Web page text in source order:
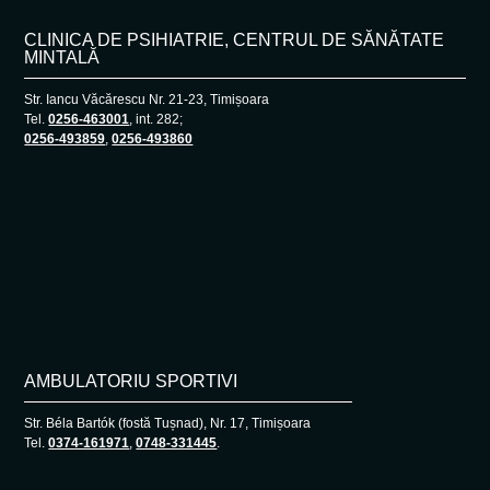
CLINICA DE PSIHIATRIE, CENTRUL DE SĂNĂTATE
MINTALĂ
Str. Iancu Văcărescu Nr. 21-23, Timișoara
Tel.0256-463001, int. 282;
0256-493859,0256-493860
AMBULATORIU SPORTIVI
Str. Béla Bartók (fostă Tușnad), Nr. 17, Timișoara
Tel.0374-161971,0748-331445.